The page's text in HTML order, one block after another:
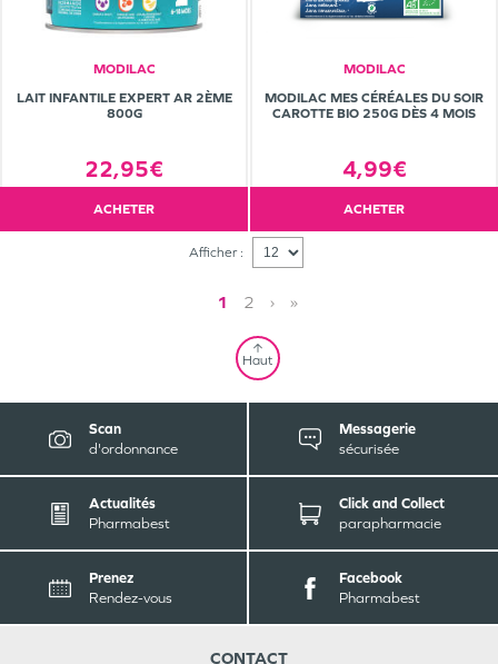
MODILAC
LAIT INFANTILE EXPERT AR 2ÈME
800G
22,95€
ACHETER
MODILAC
MODILAC MES CÉRÉALES DU SOIR
CAROTTE BIO 250G DÈS 4 MOIS
4,99€
ACHETER
Afficher :
1 2 › »
Haut
Scan
d'ordonnance
Messagerie
sécurisée
Actualités
Pharmabest
Click and Collect
parapharmacie
Prenez
Rendez-vous
Facebook
Pharmabest
CONTACT